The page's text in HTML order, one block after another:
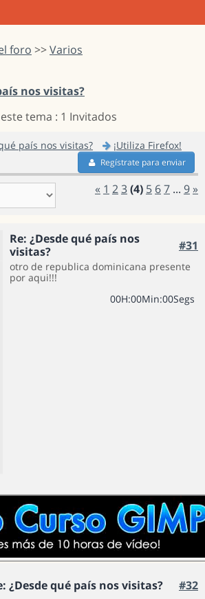
foro >>Varios
nos visitas?
tema : 1 Invitados
país nos visitas? ¡Utiliza Firefox!
Regístrate para enviar
« 1 23(4) 5 67 ... 9 »
Re: ¿Desde qué país nos
visitas?
#31
otro de republica dominicana presente
por aqui!!!
00H:00Min:00Segs
¿Desde qué país nos visitas? #32